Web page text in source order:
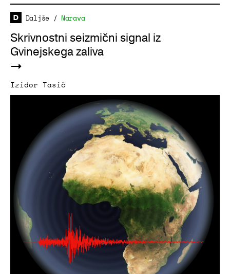
Daljše / Narava
Skrivnostni seizmični signal iz
Gvinejskega zaliva
Izidor Tasič